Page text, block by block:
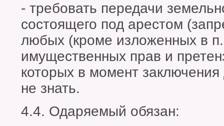
- требовать передачи
состоящего под арестом
любых (кроме изложенных в
имущественных прав и
которых в момент
не знать.
4.4. Одаряемый обязан: